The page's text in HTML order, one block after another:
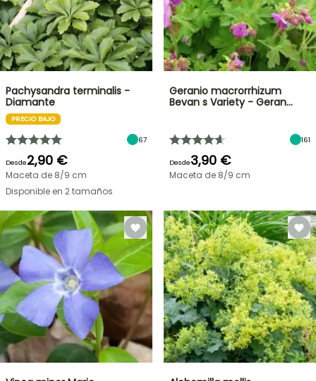
Pachysandra terminalis -
Diamante
PRECIO BAJO
67
Desde2,90 €
Maceta de 8/9 cm
Disponible en 2 tamaños
Geranio macrorrhizum
Bevan s Variety - Geran…
161
Desde3,90 €
Maceta de 8/9 cm